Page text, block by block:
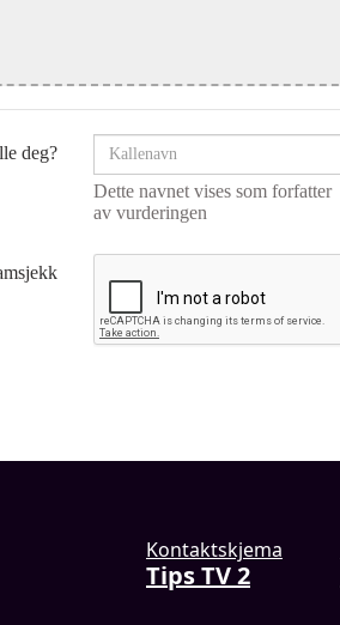
deg?
Dette navnet vises som forfatter
av vurderingen
Kontaktskjema
Tips TV 2